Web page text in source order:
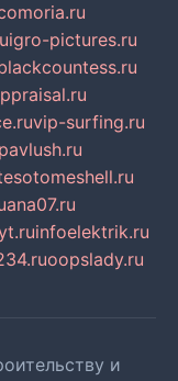
igro-pictures.ru
vip-surfing.ru
infoelektrik.ru
oopslady.ru
и